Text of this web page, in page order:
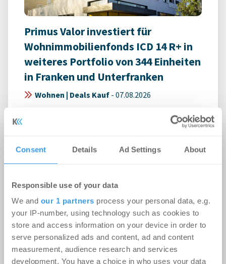
Consent Details Ad Settings About
Responsible use of your data
We and our 1 partners process your personal data, e.g.
your IP-number, using technology such as cookies to
store and access information on your device in order to
serve personalized ads and content, ad and content
measurement, audience research and services
development. You have a choice in who uses your data
Primus Valor investiert für
Wohnimmobilienfonds ICD 14 R+ in
weiteres Portfolio von 344 Einheiten
in Franken und Unterfranken
Wohnen | Deals Kauf - 07.08.2026
Login für den ganzen Artikel Wenn noch nicht